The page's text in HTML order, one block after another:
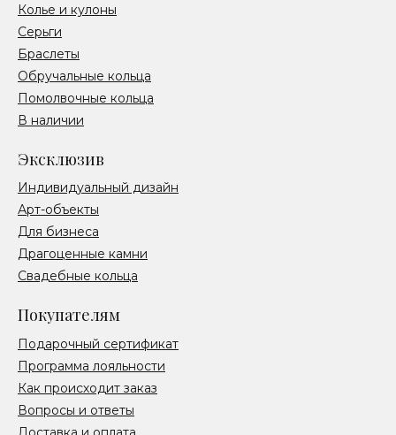
Покупателям
Эксклюзив
Вопросы и ответы
Как происходит заказ
Подарочный сертификат
Свадебные кольца
Драгоценные камни
Для бизнеса
Арт-объекты
Индивидуальный дизайн
Помолвочные кольца
Обручальные кольца
Браслеты
Серьги
Колье и кулоны
Программа лояльности
В наличии